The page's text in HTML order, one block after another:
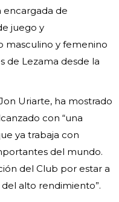
encargada de
juego y
masculino y femenino
de Lezama desde la
Uriarte, ha mostrado
con “una
ya trabaja con
del mundo.
del Club por estar a
alto rendimiento”.